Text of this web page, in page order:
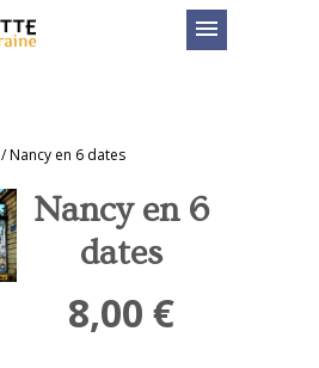
menu
/Nancy en 6 dates
Nancy en 6
dates
8,00€